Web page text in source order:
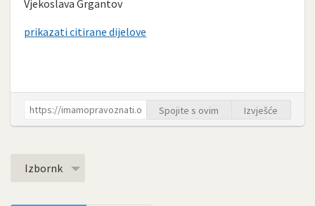
Vjekoslava Grgantov
prikazati citirane dijelove
Spojite s ovim Izvješće
Izbornk